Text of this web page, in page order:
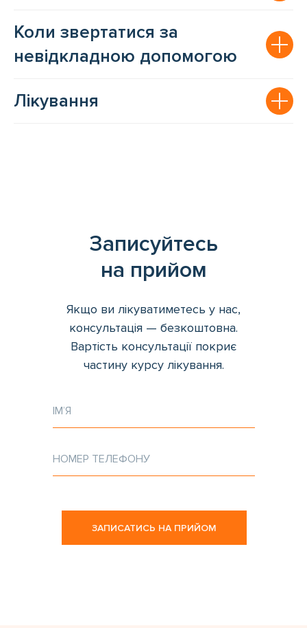
Коли звертатися за
невідкладною допомогою
Лікування
ЗАПИСАТИСЬ НА ПРИЙОМ
Записуйтесь
на прийом
Якщо ви лікуватиметесь у нас,
консультація — безкоштовна.
Вартість консультації покриє
частину курсу лікування.